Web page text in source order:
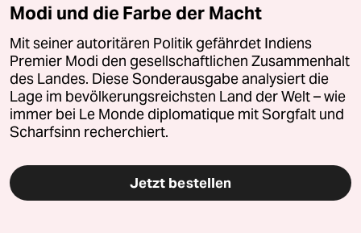
Modi und die Farbe der Macht
Mit seiner autoritären Politik gefährdet Indiens
Premier Modi den gesellschaftlichen Zusammenhalt
des Landes. Diese Sonderausgabe analysiert die
Lage im bevölkerungsreichsten Land der Welt – wie
immer bei Le Monde diplomatique mit Sorgfalt und
Scharfsinn recherchiert.
Jetzt bestellen